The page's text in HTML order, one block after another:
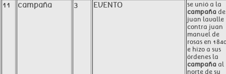
11 campaña 3 EVENTO
se unió a la
campaña de
juan lavalle
contra juan
manuel de
rosas en
e hizo a sus
órdenes la
campaña al
norte de su